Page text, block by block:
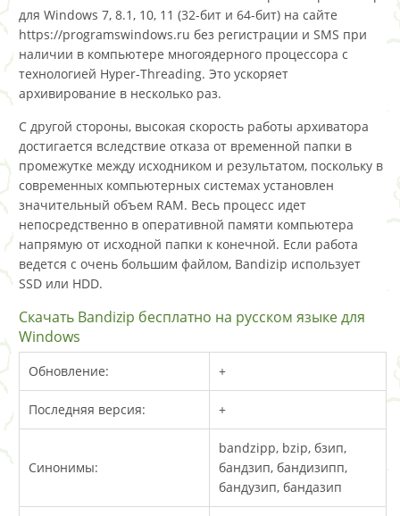
для Windows 7, 8.1, 10, 11 (32-бит и 64-бит) на сайте
https://programswindows.ru без регистрации и SMS при
наличии в компьютере многоядерного процессора с
технологией Hyper-Threading. Это ускоряет
архивирование в несколько раз.
С другой стороны, высокая скорость работы архиватора
достигается вследствие отказа от временной папки в
промежутке между исходником и результатом, поскольку в
современных компьютерных системах установлен
значительный объем RAM. Весь процесс идет
непосредственно в оперативной памяти компьютера
напрямую от исходной папки к конечной. Если работа
ведется с очень большим файлом, Bandizip использует
SSD или HDD.
Скачать Bandizip бесплатно на русском языке для
Windows
Обновление: +
Последняя версия: +
Синонимы:
bandzipp, bzip, бзип,
бандзип, бандизипп,
бандузип, бандазип